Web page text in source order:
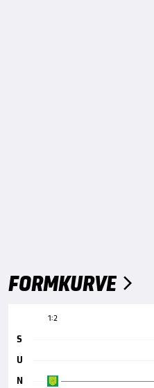
FORMKURVE 
1:2
S
U
N